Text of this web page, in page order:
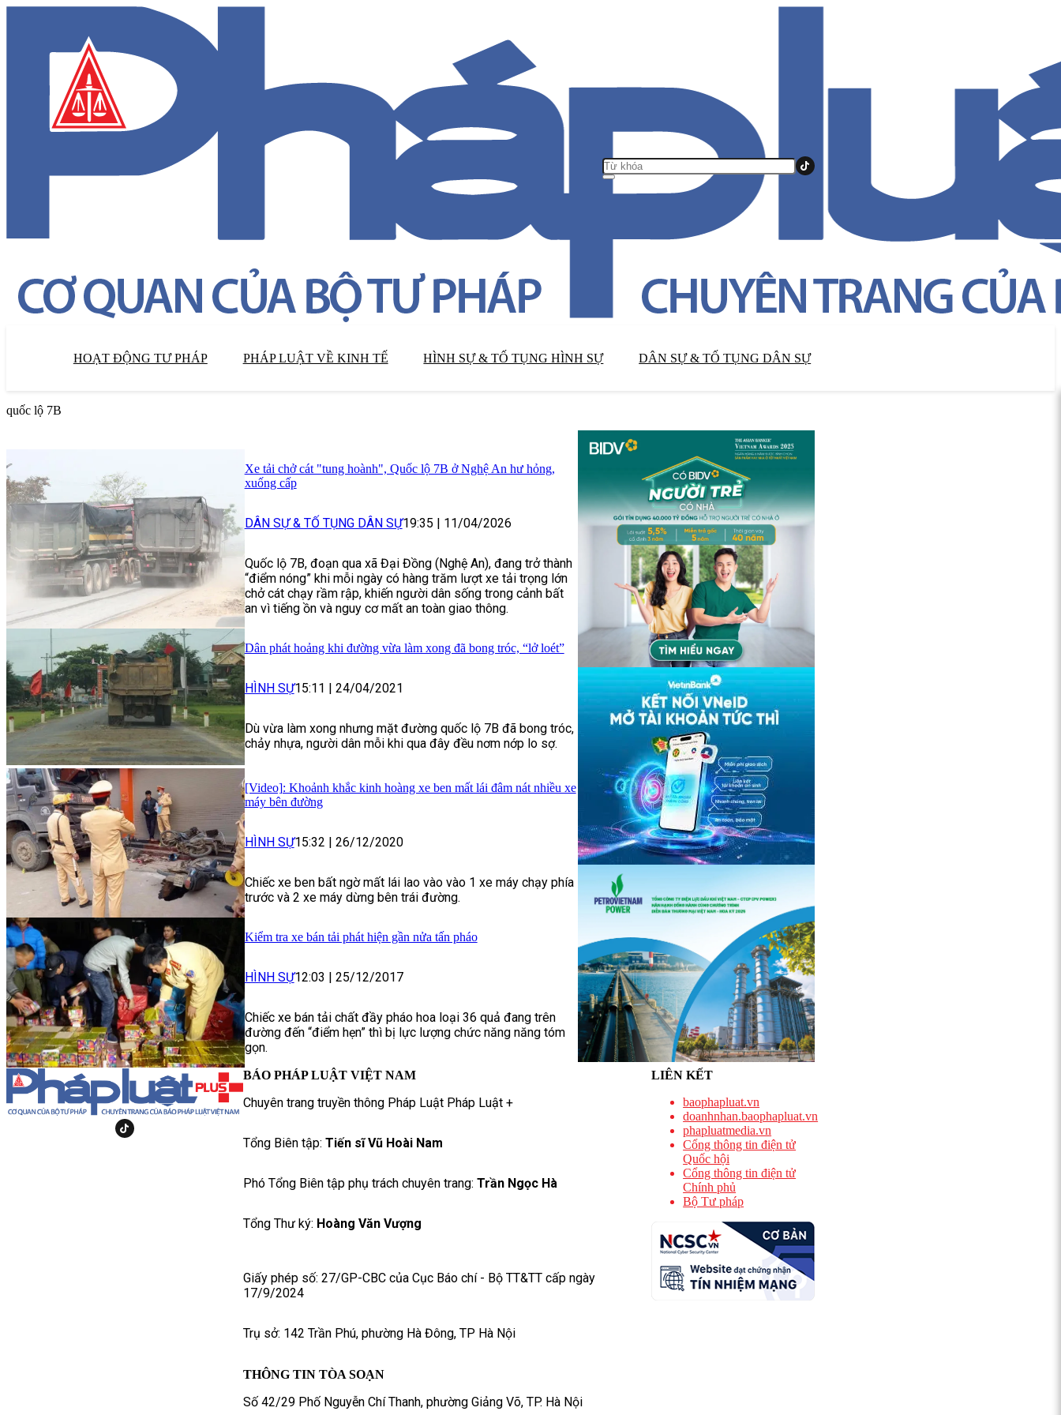
HOẠT ĐỘNG TƯ PHÁP PHÁP LUẬT VỀ KINH TẾ HÌNH SỰ & TỐ TỤNG HÌNH SỰ DÂN SỰ & TỐ TỤNG DÂN SỰ
quốc lộ 7B
Xe tải chở cát "tung hoành", Quốc lộ 7B ở Nghệ An hư hỏng,
xuống cấp
DÂN SỰ & TỐ TỤNG DÂN SỰ19:35 | 11/04/2026
Quốc lộ 7B, đoạn qua xã Đại Đồng (Nghệ An), đang trở thành
“điểm nóng” khi mỗi ngày có hàng trăm lượt xe tải trọng lớn
chở cát chạy rầm rập, khiến người dân sống trong cảnh bất
an vì tiếng ồn và nguy cơ mất an toàn giao thông.
Dân phát hoảng khi đường vừa làm xong đã bong tróc, “lở loét”
HÌNH SỰ15:11 | 24/04/2021
Dù vừa làm xong nhưng mặt đường quốc lộ 7B đã bong tróc,
chảy nhựa, người dân mỗi khi qua đây đều nơm nớp lo sợ.
[Video]: Khoảnh khắc kinh hoàng xe ben mất lái đâm nát nhiều xe
máy bên đường
HÌNH SỰ15:32 26/12/2020
Chiếc xe ben bất ngờ mất lái lao vào vào 1 xe máy chạy phía
trước và 2 xe máy dừng bên trái đường.
Kiểm tra xe bán tải phát hiện gần nửa tấn pháo
HÌNH SỰ12:03 25/12/2017
Chiếc xe bán tải chất đầy pháo hoa loại 36 quả đang trên
đường đến “điểm hẹn” thì bị lực lượng chức năng năng tóm
gọn.
BÁO PHÁP LUẬT VIỆT NAM
Chuyên trang truyền thông Pháp Luật Pháp Luật +
Tổng Biên tập: Tiến sĩ Vũ Hoài Nam
Phó Tổng Biên tập phụ trách chuyên trang: Trần Ngọc Hà
Tổng Thư ký: Hoàng Văn Vượng
Giấy phép số: 27/GP-CBC của Cục Báo chí - Bộ TT&TT cấp ngày
17/9/2024
Trụ sở: 142 Trần Phú, phường Hà Đông, TP Hà Nội
THÔNG TIN TÒA SOẠN
Số 42/29 Phố Nguyễn Chí Thanh, phường Giảng Võ, TP. Hà Nội
LIÊN KẾT
baophapluat.vn
doanhnhan.baophapluat.vn
phapluatmedia.vn
Cổng thông tin điện tử
Quốc hội
Cổng thông tin điện tử
Chính phủ
Bộ Tư pháp